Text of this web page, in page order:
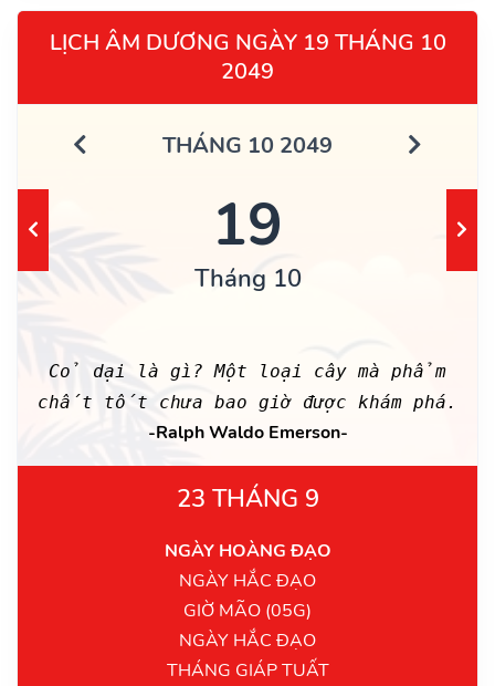
LỊCH ÂM DƯƠNG NGÀY 19 THÁNG 10
2049
THÁNG 10 2049
19
Tháng 10
Cỏ dại là gì? Một loại cây mà phẩm
chất tốt chưa bao giờ được khám phá.
-Ralph Waldo Emerson-
23 THÁNG 9
NGÀY HOÀNG ĐẠO
NGÀY HẮC ĐẠO
GIỜ MÃO (05G)
NGÀY HẮC ĐẠO
THÁNG GIÁP TUẤT